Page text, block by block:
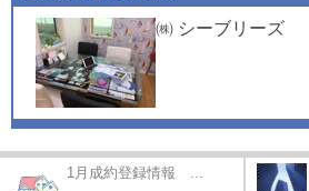
㈱ シーブリーズ
1月成約登録情報 ...